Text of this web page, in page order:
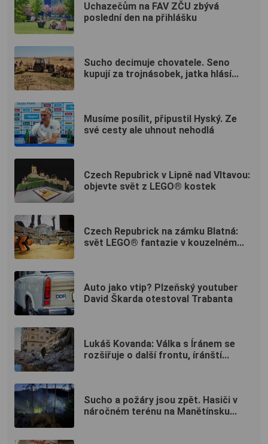
Uchazečům na FAV ZČU zbývá
poslední den na přihlášku
Sucho decimuje chovatele. Seno
kupují za trojnásobek, jatka hlásí...
Musíme posílit, připustil Hyský. Ze
své cesty ale uhnout nehodlá
Czech Repubrick v Lipně nad Vltavou:
objevte svět z LEGO® kostek
Czech Repubrick na zámku Blatná:
svět LEGO® fantazie v kouzelném...
Auto jako vtip? Plzeňský youtuber
David Škarda otestoval Trabanta
Lukáš Kovanda: Válka s Íránem se
rozšiřuje o další frontu, íránští...
Sucho a požáry jsou zpět. Hasiči v
náročném terénu na Manětínsku...